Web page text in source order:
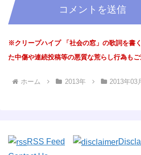
※クリープハイプ 「社会の窓」の歌詞を書
た中傷や連続投稿等の悪質な荒らし行為もご
ホーム 2013年 2013年03
RSS Feed